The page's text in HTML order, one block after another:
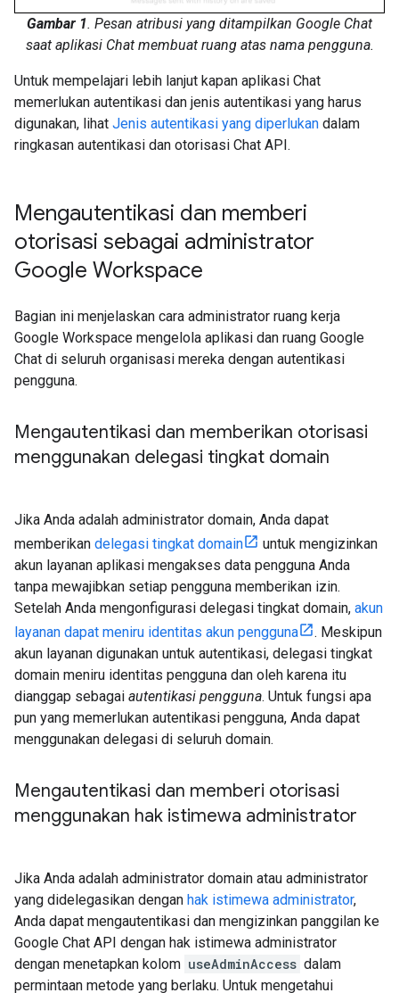
Gambar 1. Pesan atribusi yang ditampilkan Google Chat
saat aplikasi Chat membuat ruang atas nama pengguna.
Untuk mempelajari lebih lanjut kapan aplikasi Chat
memerlukan autentikasi dan jenis autentikasi yang harus
digunakan, lihat Jenis autentikasi yang diperlukan dalam
ringkasan autentikasi dan otorisasi Chat API.
Mengautentikasi dan memberi
otorisasi sebagai administrator
Google Workspace
Bagian ini menjelaskan cara administrator ruang kerja
Google Workspace mengelola aplikasi dan ruang Google
Chat di seluruh organisasi mereka dengan autentikasi
pengguna.
Mengautentikasi dan memberikan otorisasi
menggunakan delegasi tingkat domain
Jika Anda adalah administrator domain, Anda dapat
memberikan delegasi tingkat domain
untuk mengizinkan
akun layanan aplikasi mengakses data pengguna Anda
tanpa mewajibkan setiap pengguna memberikan izin.
Setelah Anda mengonfigurasi delegasi tingkat domain, akun
layanan dapat meniru identitas akun pengguna
. Meskipun
akun layanan digunakan untuk autentikasi, delegasi tingkat
domain meniru identitas pengguna dan oleh karena itu
dianggap sebagai autentikasi pengguna. Untuk fungsi apa
pun yang memerlukan autentikasi pengguna, Anda dapat
menggunakan delegasi di seluruh domain.
Mengautentikasi dan memberi otorisasi
menggunakan hak istimewa administrator
Jika Anda adalah administrator domain atau administrator
yang didelegasikan dengan hak istimewa administrator,
Anda dapat mengautentikasi dan mengizinkan panggilan ke
Google Chat API dengan hak istimewa administrator
dengan menetapkan kolom useAdminAccess dalam
permintaan metode yang berlaku. Untuk mengetahui